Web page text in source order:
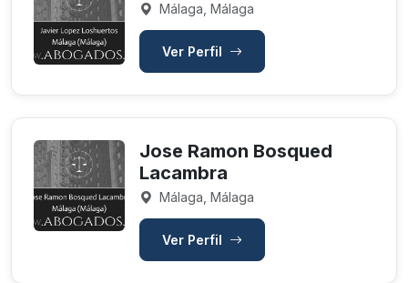
Málaga, Málaga
Ver Perfil
Jose Ramon Bosqued
Lacambra
Málaga, Málaga
Ver Perfil